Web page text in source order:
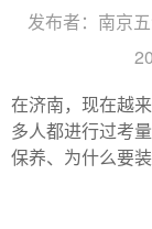
发布者：南京
在济南，现在越
多人都进行过考
保养、为什么要